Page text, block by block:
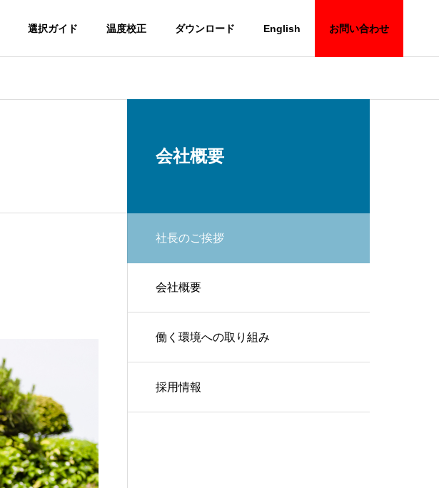
選択ガイド 温度校正 ダウンロード English お問い合わせ
会社概要
社長のご挨拶
会社概要
働く環境への取り組み
採用情報